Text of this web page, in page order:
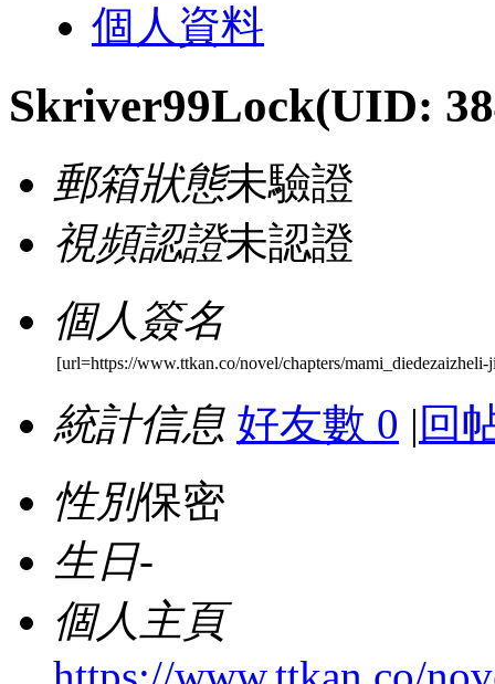
個人資料
Skriver99Lock(UID:
郵箱狀態未驗證
視頻認證未認證
個人簽名
[url=https://www.ttkan.co/novel/chapters/
統計信息 好友數 0 | 回
性別保密
生日-
個人主頁